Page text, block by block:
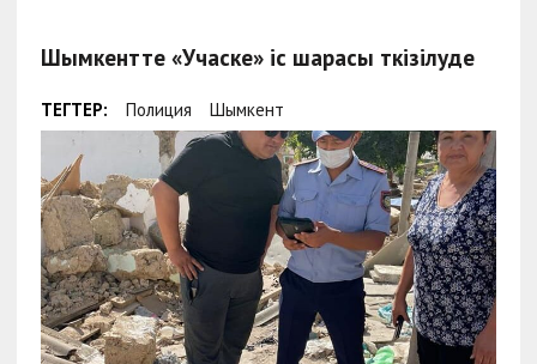
Шымкентте «Учаске» іс шарасы өткізілуде
ТЕГТЕР: Полиция Шымкент